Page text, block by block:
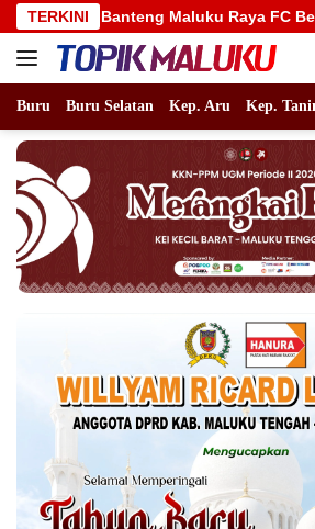
Langsung
ke
konten
TERKINI
Maluku Raya FC Berlaga di
Buru Buru Selatan Kep. Aru Kep.